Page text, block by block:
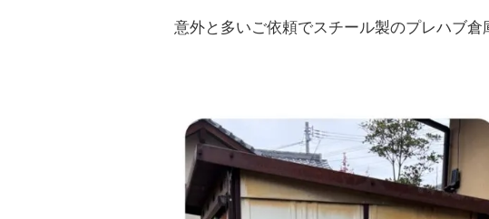
意外と多いご依頼でスチール製のプレハブ倉